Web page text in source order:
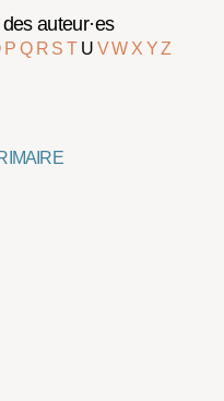
auteur·es
P Q R ST U VW X YZ